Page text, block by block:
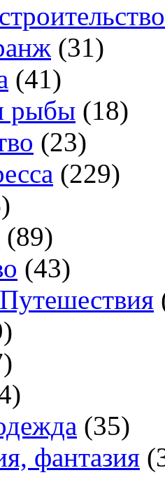
(31)
(41)
рыбы (18)
(23)
(229)
(89)
(43)
(35)
фантазия